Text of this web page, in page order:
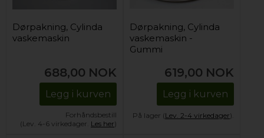
Dørpakning, Cylinda
vaskemaskin
688,00 NOK
Legg i kurven
Forhåndsbestill
(Lev. 4-6 virkedager. Les her)
Dørpakning, Cylinda
vaskemaskin -
Gummi
619,00 NOK
Legg i kurven
På lager (Lev. 2-4 virkedager).